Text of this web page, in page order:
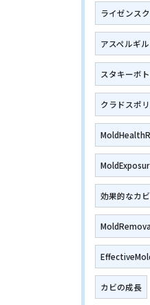
ライゼンス
アスペルギ
スタキーボ
クラドスポ
効果的なカ
カビの成長